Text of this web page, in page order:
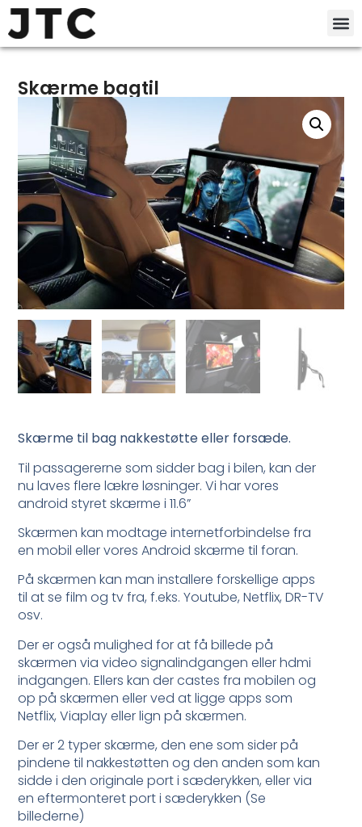
Skærme til bag nakkestøtte eller forsæde.
Til passagererne som sidder bag i bilen, kan der
nu laves flere lækre løsninger. Vi har vores
android styret skærme i 11.6”
Skærmen kan modtage internetforbindelse fra
en mobil eller vores Android skærme til foran.
På skærmen kan man installere forskellige apps
til at se film og tv fra, f.eks. Youtube, Netflix, DR-TV
osv.
Der er også mulighed for at få billede på
skærmen via video signalindgangen eller hdmi
indgangen. Ellers kan der castes fra mobilen og
op på skærmen eller ved at ligge apps som
Netflix, Viaplay eller lign på skærmen.
Der er 2 typer skærme, den ene som sider på
pindene til nakkestøtten og den anden som kan
sidde i den originale port i sæderykken, eller via
en eftermonteret port i sæderykken (Se
billederne)
Skærme bagtil